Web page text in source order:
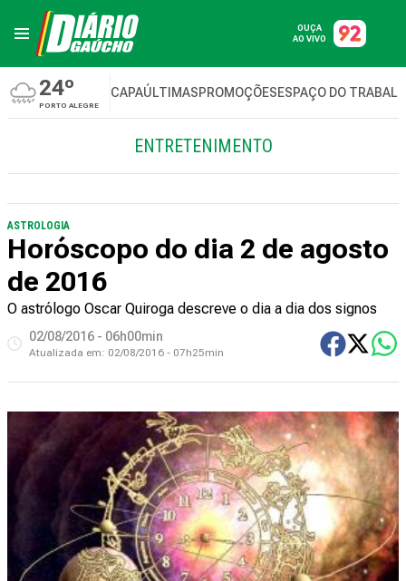
OUÇA
AO VIVO
24º
PORTO ALEGRE
CAPAÚLTIMASPROMOÇÕESESPAÇO DO
ENTRETENIMENTO
ASTROLOGIA
Horóscopo do dia 2 de agosto
de 2016
O astrólogo Oscar Quiroga descreve o dia a dia dos signos
02/08/2016 - 06h00min
Atualizada em: 02/08/2016 - 07h25min